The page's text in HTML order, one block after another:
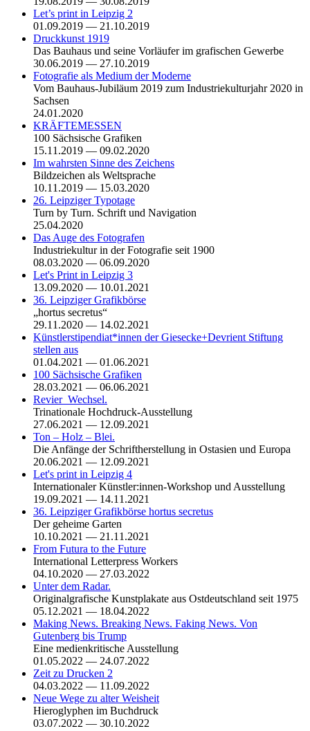
Let’s print in Leipzig 2
01.09.2019 — 21.10.2019
Druckkunst 1919
Das Bauhaus und seine Vorläufer im grafischen Gewerbe
30.06.2019 — 27.10.2019
Fotografie als Medium der Moderne
Vom Bauhaus-Jubiläum 2019 zum Industriekulturjahr 2020 in
Sachsen
24.01.2020
KRÄFTEMESSEN
100 Sächsische Grafiken
15.11.2019 — 09.02.2020
Im wahrsten Sinne des Zeichens
Bildzeichen als Weltsprache
10.11.2019 — 15.03.2020
26. Leipziger Typotage
Turn by Turn. Schrift und Navigation
25.04.2020
Das Auge des Fotografen
Industriekultur in der Fotografie seit 1900
08.03.2020 — 06.09.2020
Let's Print in Leipzig 3
13.09.2020 — 10.01.2021
36. Leipziger Grafikbörse
„hortus secretus“
29.11.2020 — 14.02.2021
Künstlerstipendiat*innen der Giesecke+Devrient Stiftung
stellen aus
01.04.2021 — 01.06.2021
100 Sächsische Grafiken
28.03.2021 — 06.06.2021
Revier_Wechsel.
Trinationale Hochdruck-Ausstellung
27.06.2021 — 12.09.2021
Ton – Holz – Blei.
Die Anfänge der Schriftherstellung in Ostasien und Europa
20.06.2021 — 12.09.2021
Let's print in Leipzig 4
Internationaler Künstler:innen-Workshop und Ausstellung
19.09.2021 — 14.11.2021
36. Leipziger Grafikbörse hortus secretus
Der geheime Garten
10.10.2021 — 21.11.2021
From Futura to the Future
International Letterpress Workers
04.10.2020 — 27.03.2022
Unter dem Radar.
Originalgrafische Kunstplakate aus Ostdeutschland seit 1975
05.12.2021 — 18.04.2022
Making News. Breaking News. Faking News. Von
Gutenberg bis Trump
Eine medienkritische Ausstellung
01.05.2022 — 24.07.2022
Zeit zu Drucken 2
04.03.2022 — 11.09.2022
Neue Wege zu alter Weisheit
Hieroglyphen im Buchdruck
03.07.2022 — 30.10.2022